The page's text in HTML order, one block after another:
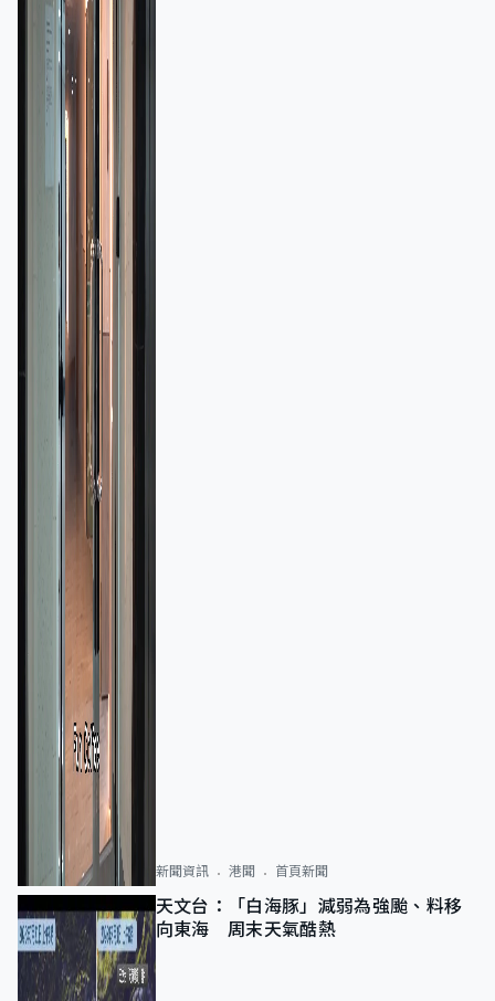
新聞資訊 港聞 首頁新聞
天文台：「白海豚」減弱為強颱、料移
向東海 周末天氣酷熱